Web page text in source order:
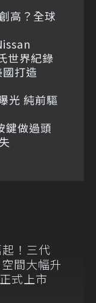
高？全球
世界紀錄
打造
光 純前驅
鍵做過頭
！三代
間大幅升
式上市